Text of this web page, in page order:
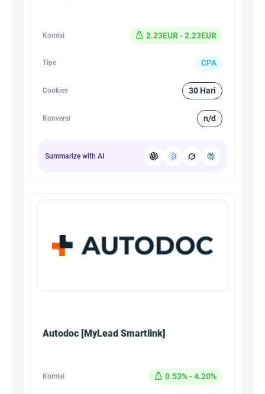
Komisi 2.23EUR - 2.23EUR
Tipe CPA
Cookies 30 Hari
Konversi n/d
Summarize with AI
Autodoc [MyLead Smartlink]
Komisi 0.53% - 4.20%